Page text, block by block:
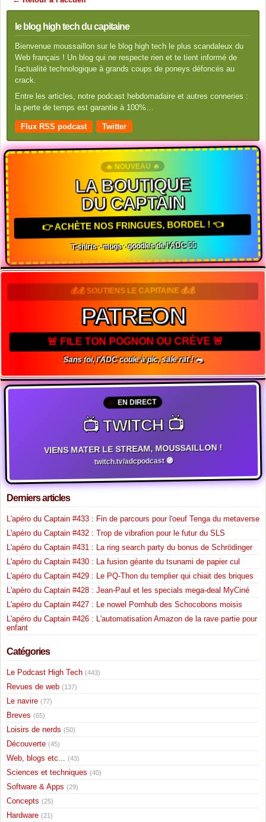
le blog high tech du capitaine
Bienvenue moussaillon sur le blog high tech le plus scandaleux du
Web français ! Un blog qui ne respecte rien et te tient informé de
l'actualité technologique à grands coups de poneys défoncés au
crack.
Entre les articles, notre podcast hebdomadaire et autres conneries :
la perte de temps est garantie à 100%…
Flux RSS podcast Twitter
🔥 NOUVEAU 🔥
LA BOUTIQUE
DU CAPTAIN
👉 ACHÈTE NOS FRINGUES, BORDEL ! 👈
T-shirts · mugs · goodies de l'ADC 🏴‍☠️
💰💰 SOUTIENS LE CAPITAINE 💰💰
PATREON
🚨 FILE TON POGNON OU CRÈVE 🚨
Sans toi, l'ADC coule à pic, sale rat ! 🐀
EN DIRECT
📺 TWITCH 📺
VIENS MATER LE STREAM, MOUSSAILLON !
twitch.tv/adcpodcast 🟣
Derniers articles
L'apéro du Captain #433 : Fin de parcours pour l'oeuf Tenga du metaverse
L'apéro du Captain #432 : Trop de vibrafion pour le futur du SLS
L'apéro du Captain #431 : La ring search party du bonus de Schrödinger
L'apéro du Captain #430 : La fusion géante du tsunami de papier cul
L'apéro du Captain #429 : Le PQ-Thon du templier qui chiait des briques
L'apéro du Captain #428 : Jean-Paul et les specials mega-deal MyCiné
L'apéro du Captain #427 : Le nowel Pornhub des Schocobons moisis
L'apéro du Captain #426 : L'automatisation Amazon de la rave partie pour
enfant
Catégories
Le Podcast High Tech (443)
Revues de web (137)
Le navire (77)
Breves (65)
Loisirs de nerds (50)
Découverte (45)
Web, blogs etc... (43)
Sciences et techniques (40)
Software & Apps (29)
Concepts (25)
Hardware (21)